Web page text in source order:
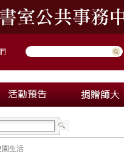
園生活